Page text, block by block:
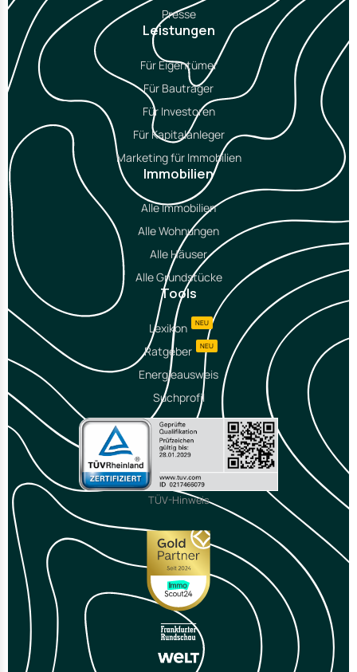
Presse
Leistungen
Für Eigentümer
Für Bauträger
Für Investoren
Für Kapitalanleger
Marketing für Immobilien
Immobilien
Alle Immobilien
Alle Wohnungen
Alle Häuser
Alle Grundstücke
Tools
Lexikon NEU
Ratgeber NEU
Energieausweis
Suchprofil
TÜV-Hinweis